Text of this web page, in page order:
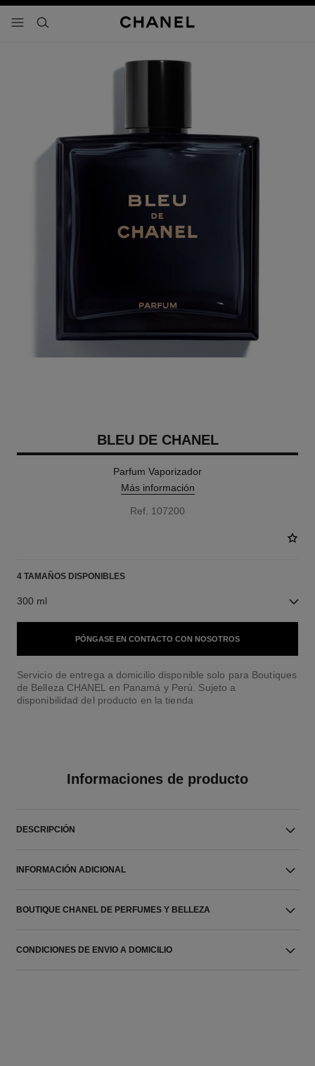
- navegación principal
buscar
BLEU DE CHANEL
Parfum Vaporizador
Más información
Ref. 107200
4 TAMAÑOS DISPONIBLES
300 ml
PÓNGASE EN CONTACTO CON NOSOTROS
Servicio de entrega a domicilio disponible solo para Boutiques
de Belleza CHANEL en Panamá y Perú. Sujeto a
disponibilidad del producto en la tienda
Informaciones de producto
DESCRIPCIÓN
INFORMACIÓN ADICIONAL
BOUTIQUE CHANEL DE PERFUMES Y BELLEZA
CONDICIONES DE ENVIO A DOMICILIO